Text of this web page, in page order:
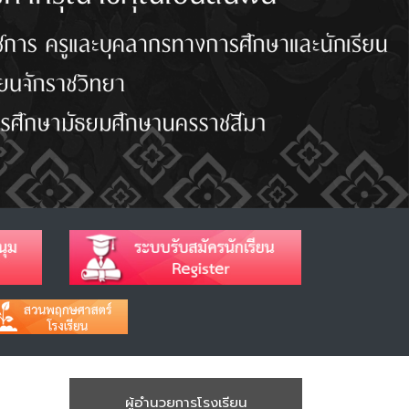
ผู้อำนวยการโรงเรียน